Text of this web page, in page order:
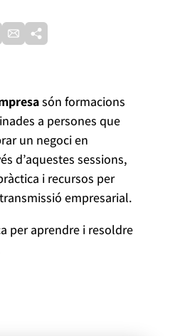
són formacions
a persones que
un negoci en
d’aquestes sessions,
i recursos per
empresarial.
per aprendre i resoldre